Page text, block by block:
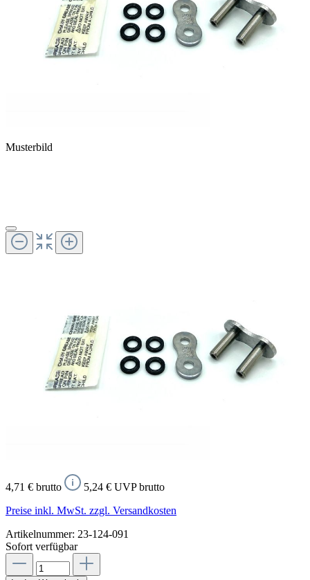
Musterbild
4,71 € brutto
5,24 € UVP brutto
Preise inkl. MwSt. zzgl. Versandkosten
Artikelnummer: 23-124-091
Sofort verfügbar